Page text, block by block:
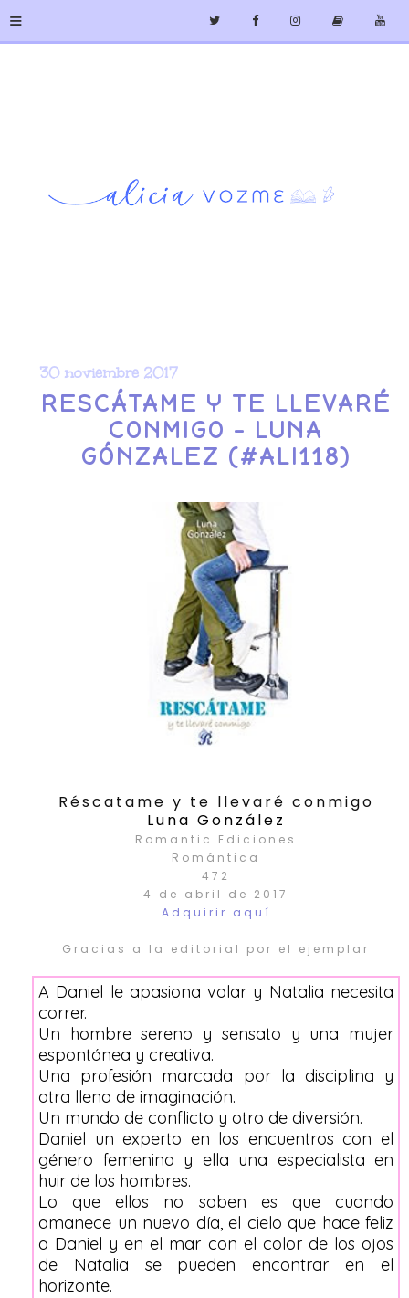
≡
30 noviembre 2017
RESCÁTAME Y TE LLEVARÉ
CONMIGO - LUNA
GÓNZALEZ (#ALI118)
Réscatame y te llevaré conmigo
Luna González
Romantic Ediciones
Romántica
472
4 de abril de 2017
Adquirir aquí
Gracias a la editorial por el ejemplar
A Daniel le apasiona volar y Natalia necesita
correr.
Un hombre sereno y sensato y una mujer
espontánea y creativa.
Una profesión marcada por la disciplina y
otra llena de imaginación.
Un mundo de conflicto y otro de diversión.
Daniel un experto en los encuentros con el
género femenino y ella una especialista en
huir de los hombres.
Lo que ellos no saben es que cuando
amanece un nuevo día, el cielo que hace feliz
a Daniel y en el mar con el color de los ojos
de Natalia se pueden encontrar en el
horizonte.